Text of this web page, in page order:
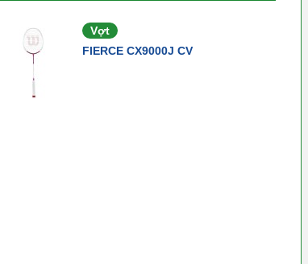
Vợt
FIERCE CX9000J CV